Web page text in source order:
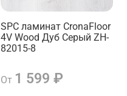
SPC ламинат CronaFloor
4V Wood Дуб Серый ZH-
82015-8
От 1 599 ₽